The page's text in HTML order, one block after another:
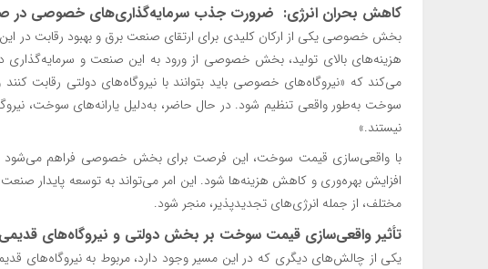
کاهش بحران انرژی: ضرورت جذب سرمایه‌گذاری‌های خصوصی در
بخش خصوصی یکی از ارکان کلیدی برای ارتقای صنعت برق و بهبود رقابت در
هزینه‌های بالای تولید، بخش خصوصی از ورود به این صنعت و سرمایه‌گذاری در
می‌کند که «نیروگاه‌های خصوصی باید بتوانند با نیروگاه‌های دولتی رقابت
سوخت به‌طور واقعی تنظیم شود. در حال حاضر، به‌دلیل یارانه‌های سوخت،
نیستند.»
با واقعی‌سازی قیمت سوخت، این فرصت برای بخش خصوصی فراهم می‌شود که
افزایش بهره‌وری و کاهش هزینه‌ها شود. این امر می‌تواند به توسعه پایدار
مختلف، از جمله انرژی‌های تجدیدپذیر، منجر شود.
تأثیر واقعی‌سازی قیمت سوخت بر بخش دولتی و نیروگاه‌های قدیمی
یکی از چالش‌های دیگری که در این مسیر وجود دارد، مربوط به نیروگاه‌های